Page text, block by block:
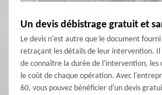
Un devis débistrage gratuit et
Le devis n'est autre que le document
retraçant les détails de leur intervention.
de connaître la durée de l'intervention, les
le coût de chaque opération. Avec
60, vous pouvez bénéficier d'un devis